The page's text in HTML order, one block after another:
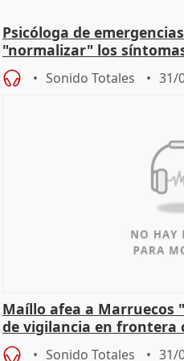
Psicóloga de
"normalizar" los
Sonido Totales 31/
Maíllo afea a Marruecos
de vigilancia en frontera
Sonido Totales 31/